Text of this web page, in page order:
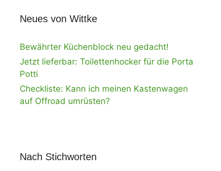
Neues von Wittke
Bewährter Küchenblock neu gedacht!
Jetzt lieferbar: Toilettenhocker für die Porta
Potti
Checkliste: Kann ich meinen Kastenwagen
auf Offroad umrüsten?
Nach Stichworten